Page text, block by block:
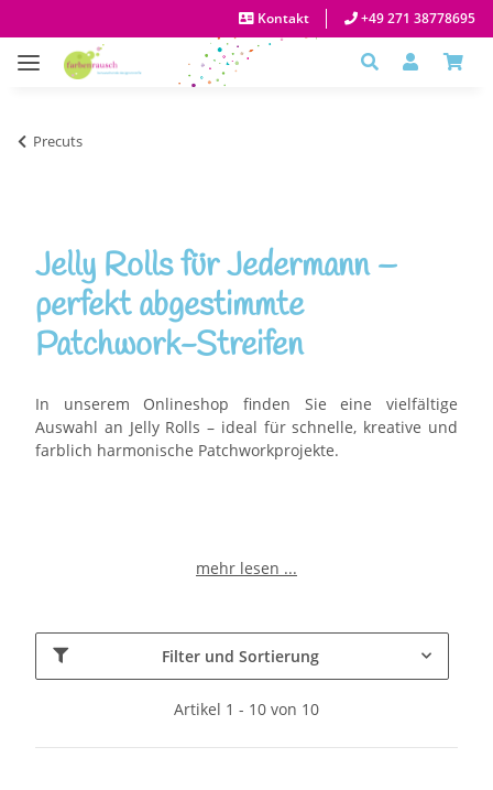
Kontakt +49 271 38778695
Precuts
Jelly Rolls für Jedermann –
perfekt abgestimmte
Patchwork-Streifen
In unserem Onlineshop finden Sie eine vielfältige
Auswahl an Jelly Rolls – ideal für schnelle, kreative und
farblich harmonische Patchworkprojekte.
mehr lesen ...
Filter und Sortierung
Artikel 1 - 10 von 10